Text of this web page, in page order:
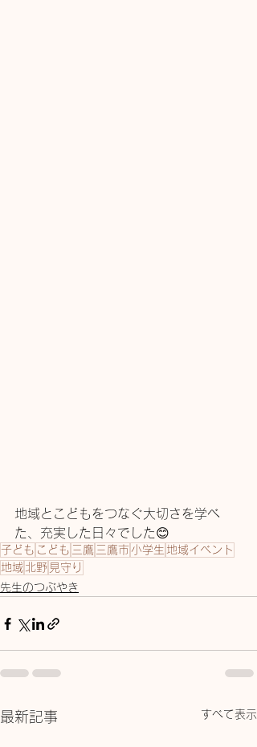
地域とこどもをつなぐ大切さを学べ
た、充実した日々でした😊
子ども こども 三鷹 三鷹市 小学生 地域イベント
地域 北野 見守り
先生のつぶやき
最新記事 すべて表示